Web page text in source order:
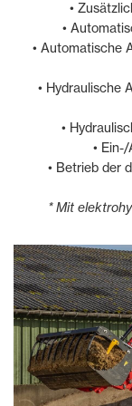
•
•
• Automatische
• Hydraulische
•
•
• Betrieb der
* Mit